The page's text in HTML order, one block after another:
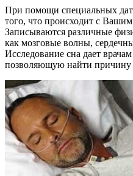
При помощи специальных
того, что происходит с
Записываются различные
как мозговые волны,
Исследование сна дает
позволяющую найти